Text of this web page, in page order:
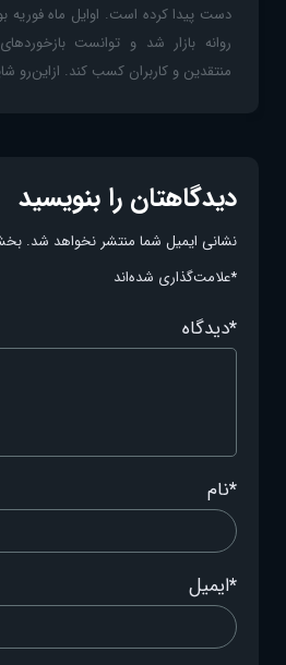
روانه بازار شد و توانست
منتقدین و کاربران کسب کند. ازاین‌رو
دیدگاهتان را بنویسید
نشانی ایمیل شما منتشر نخواهد شد.
علامت‌گذاری شده‌اند*
دیدگاه*
نام*
ایمیل*